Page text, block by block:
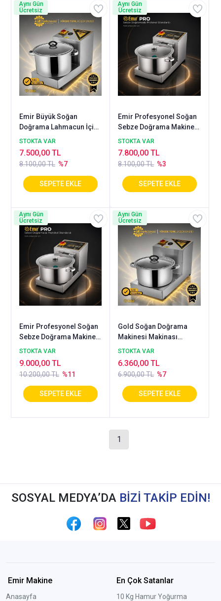
Emir Büyük Soğan
Doğrama Lahmacun İçi
Hazırlama Makinesi
STOKTA VAR
8.100,00 TL %7
7.500,00 TL
Aynı Gün
Ücretsiz
Emir Profesyonel Soğan
Sebze Doğrama Makinesi
| Emniyet Sensörlü Kapak
Sistemi 7 Litre
STOKTA VAR
8.100,00 TL %3
7.800,00 TL
Aynı Gün
Ücretsiz
Emir Profesyonel Soğan
Sebze Doğrama Makinesi
| Emniyet Sensörlü Kapak
Sistemi13 litre
STOKTA VAR
10.200,00 TL %11
9.000,00 TL
Aynı Gün
Ücretsiz
Gold Soğan Doğrama
Makinesi Makinası
Lahmacun İçi Hazırlama
STOKTA VAR
6.900,00 TL %7
6.360,00 TL
Aynı Gün
Ücretsiz
1
SOSYAL MEDYA’DA BİZİ TAKİP EDİN!
Emir Makine
Anasayfa
En Çok Satanlar
10 Kg Hamur Yoğurma